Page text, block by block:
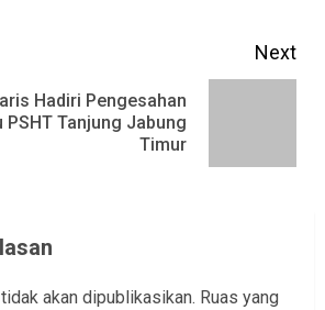
Next
Hadiri Pengesahan
PSHT Tanjung Jabung
Timur
akan dipublikasikan. Ruas yang